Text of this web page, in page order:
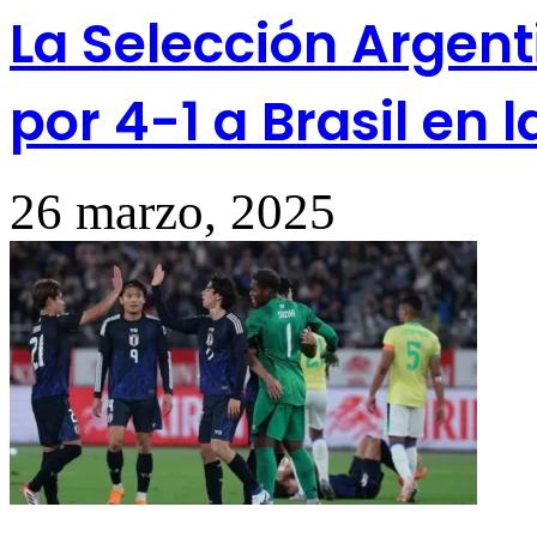
La Selección
por 4-1 a Brasil en
26 marzo, 2025